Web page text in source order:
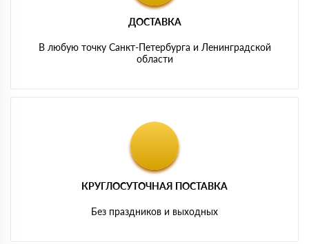
ДОСТАВКА
В любую точку Санкт-Петербурга и Ленинградской
области
КРУГЛОСУТОЧНАЯ ПОСТАВКА
Без праздников и выходных